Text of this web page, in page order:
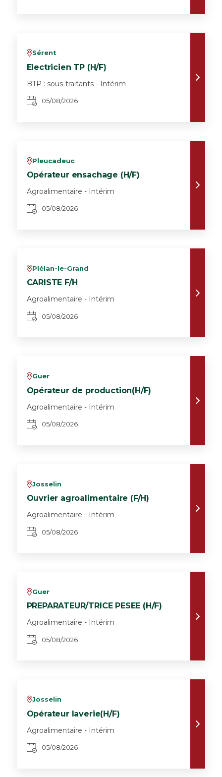
vSérent
Electricien TP (H/F)
BTP : sous-traitants - Intérim
05/08/2026
vPleucadeuc
Opérateur ensachage (H/F)
Agroalimentaire - Intérim
05/08/2026
vPlélan-le-Grand
CARISTE F/H
Agroalimentaire - Intérim
05/08/2026
vGuer
Opérateur de production(H/F)
Agroalimentaire - Intérim
05/08/2026
vJosselin
Ouvrier agroalimentaire (F/H)
Agroalimentaire - Intérim
05/08/2026
vGuer
PREPARATEUR/TRICE PESEE (H/F)
Agroalimentaire - Intérim
05/08/2026
vJosselin
Opérateur laverie(H/F)
Agroalimentaire - Intérim
05/08/2026